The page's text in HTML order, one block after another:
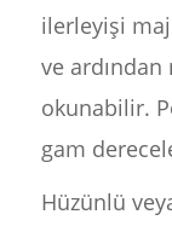
ilerleyişi
ve ardından
okunabilir.
gam
Hüzünlü